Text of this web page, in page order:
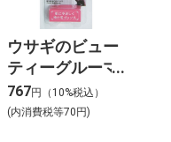
ウサギのビュー
ティーグルーマ
ー
767円（10%税込）
(内消費税等70円)